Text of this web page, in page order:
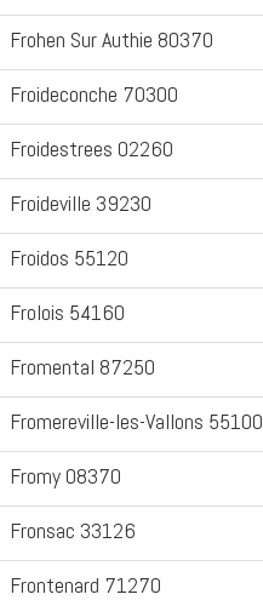
Frohen Sur Authie 80370
Froideconche 70300
Froidestrees 02260
Froideville 39230
Froidos 55120
Frolois 54160
Fromental 87250
Fromereville-les-Vallons 55100
Fromy 08370
Fronsac 33126
Frontenard 71270